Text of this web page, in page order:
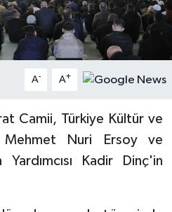
A- A+
Camii, Türkiye Kültür ve
Mehmet Nuri Ersoy ve
Kadir Dinç'in